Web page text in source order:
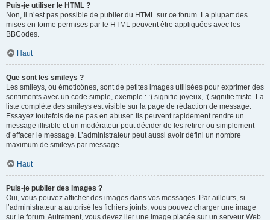
Puis-je utiliser le HTML ?
Non, il n’est pas possible de publier du HTML sur ce forum. La plupart des
mises en forme permises par le HTML peuvent être appliquées avec les
BBCodes.
Haut
Que sont les smileys ?
Les smileys, ou émoticônes, sont de petites images utilisées pour exprimer des
sentiments avec un code simple, exemple : :) signifie joyeux, :( signifie triste. La
liste complète des smileys est visible sur la page de rédaction de message.
Essayez toutefois de ne pas en abuser. Ils peuvent rapidement rendre un
message illisible et un modérateur peut décider de les retirer ou simplement
d’effacer le message. L’administrateur peut aussi avoir défini un nombre
maximum de smileys par message.
Haut
Puis-je publier des images ?
Oui, vous pouvez afficher des images dans vos messages. Par ailleurs, si
l’administrateur a autorisé les fichiers joints, vous pouvez charger une image
sur le forum. Autrement, vous devez lier une image placée sur un serveur Web